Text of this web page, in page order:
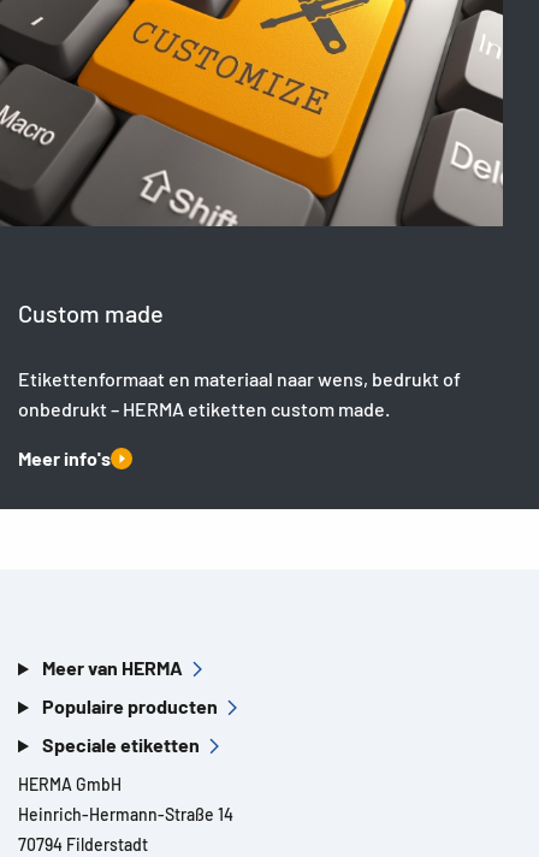
Custom made
Etikettenformaat en materiaal naar wens, bedrukt of
onbedrukt – HERMA etiketten custom made.
Meer info's
Meer van HERMA
Populaire producten
Speciale etiketten
HERMA GmbH
Heinrich-Hermann-Straße 14
70794 Filderstadt